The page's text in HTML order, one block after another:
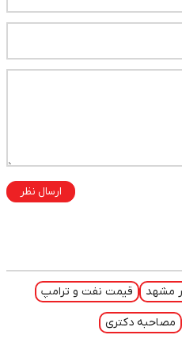
ارسال نظر
مشهد قیمت نفت و ترامپ
مصاحبه دکتری